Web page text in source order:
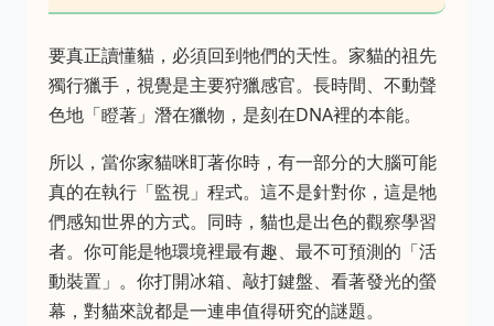
要真正讀懂貓，必須回到牠們的天性。家貓的祖先
獨行獵手，視覺是主要狩獵感官。長時間、不動聲
色地「瞪著」潛在獵物，是刻在DNA裡的本能。
所以，當你家貓咪盯著你時，有一部分的大腦可能
真的在執行「監視」程式。這不是針對你，這是牠
們感知世界的方式。同時，貓也是出色的觀察學習
者。你可能是牠環境裡最有趣、最不可預測的「活
動裝置」。你打開冰箱、敲打鍵盤、看著發光的螢
幕，對貓來說都是一連串值得研究的謎題。